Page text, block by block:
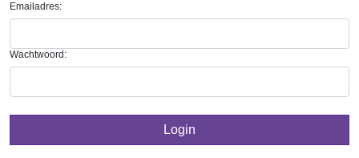
Emailadres:
Wachtwoord: